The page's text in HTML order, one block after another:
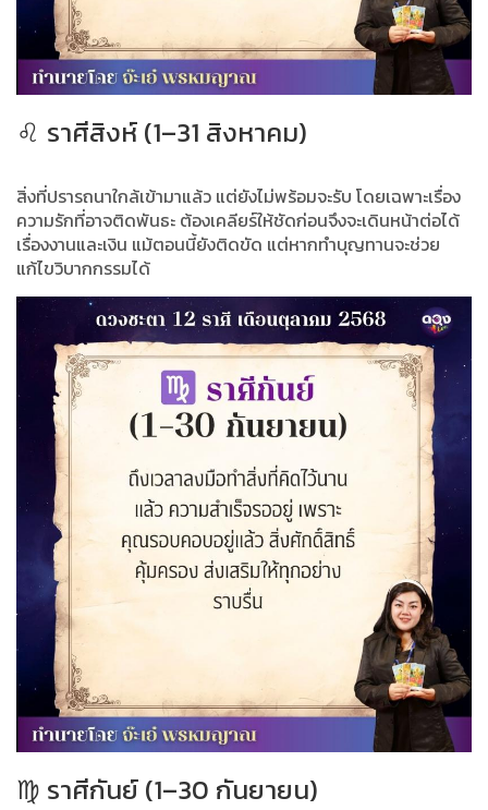
♌ ราศีสิงห์ (1–31 สิงหาคม)
สิ่งที่ปรารถนาใกล้เข้ามาแล้ว แต่ยังไม่พร้อมจะรับ โดยเฉพาะเรื่อง
ความรักที่อาจติดพันธะ ต้องเคลียร์ให้ชัดก่อนจึงจะเดินหน้าต่อได้
เรื่องงานและเงิน แม้ตอนนี้ยังติดขัด แต่หากทำบุญทานจะช่วย
แก้ไขวิบากกรรมได้
♍ ราศีกันย์ (1–30 กันยายน)